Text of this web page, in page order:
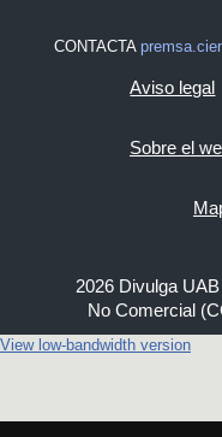
CONTACTA
Aviso legal
Sobre el
2026 Divulga
No Comercial
View low-bandwidth version